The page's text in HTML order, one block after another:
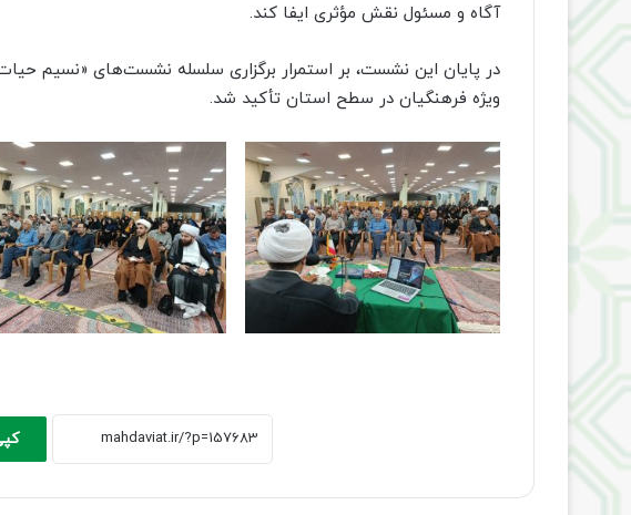
آگاه و مسئول نقش مؤثری ایفا کند.
در پایان این نشست، بر استمرار برگزاری سلسله نشست‌های «نسیم
ویژه فرهنگیان در سطح استان تأکید شد.